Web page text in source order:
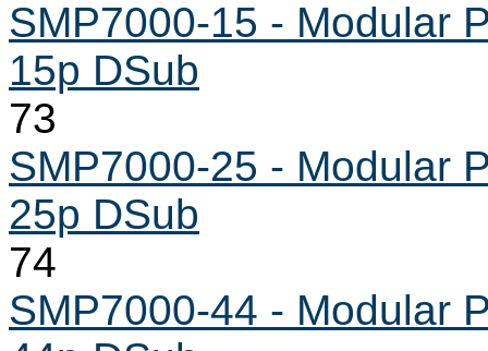
SMP7000-15 - Modular
15p DSub
73
SMP7000-25 - Modular
25p DSub
74
SMP7000-44 - Modular